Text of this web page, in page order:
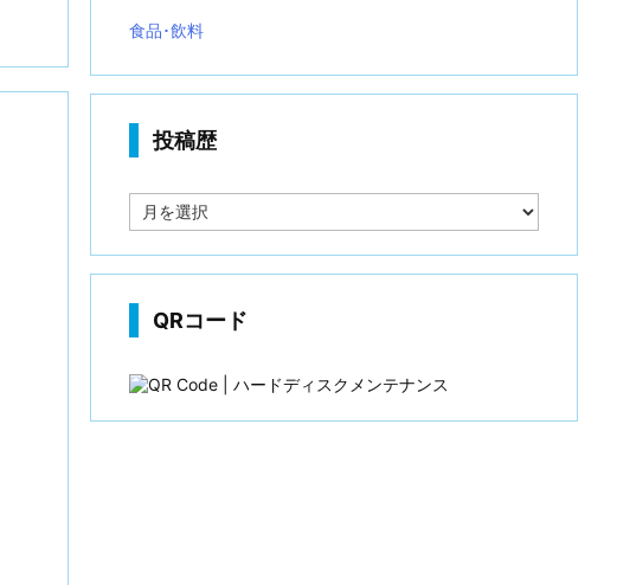
食品･飲料
投稿歴
稿
QRコード